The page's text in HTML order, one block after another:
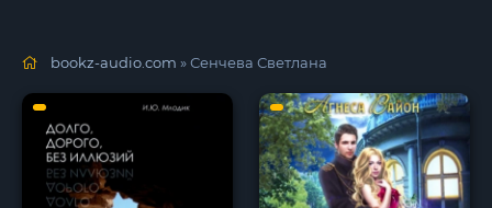
bookz-audio.com » Сенчева Светлана